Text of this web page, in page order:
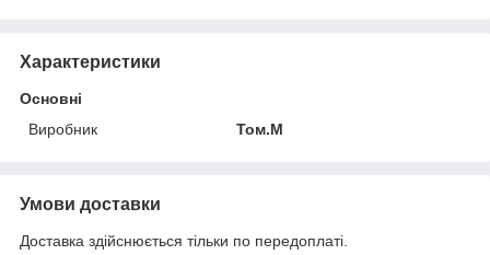
Характеристики
Основні
Виробник
Том.М
Умови доставки
Доставка здійснюється тільки по передоплаті.